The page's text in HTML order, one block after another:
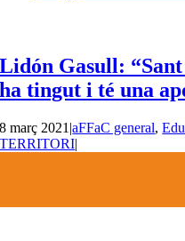
Lidón Gasull:
ha tingut i té una
8 març 2021 |aFFaC general,
TERRITORI|